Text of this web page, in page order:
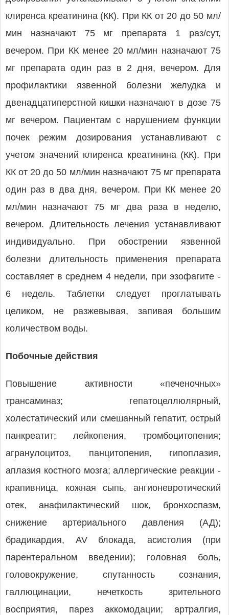
клиренса креатинина (КК). При КК от 20 до 50 мл/
мин назначают 75 мг препарата 1 раз/сут,
вечером. При КК менее 20 мл/мин назначают 75
мг препарата один раз в 2 дня, вечером. Для
профилактики язвенной болезни желудка и
двенадцатиперстной кишки назначают в дозе 75
мг вечером. Пациентам с нарушением функции
почек режим дозирования устанавливают с
учетом значений клиренса креатинина (КК). При
КК от 20 до 50 мл/мин назначают 75 мг препарата
один раз в два дня, вечером. При КК менее 20
мл/мин назначают 75 мг два раза в неделю,
вечером. Длительность лечения устанавливают
индивидуально. При обострении язвенной
болезни длительность применения препарата
составляет в среднем 4 недели, при эзофагите -
6 недель. Таблетки следует проглатывать
целиком, не разжевывая, запивая большим
количеством воды.
Побочные действия
Повышение активности «печеночных»
трансаминаз; гепатоцеллюлярный,
холестатический или смешанный гепатит, острый
панкреатит; лейкопения, тромбоцитопения;
агранулоцитоз, панцитопения, гипоплазия,
аплазия костного мозга; аллергические реакции -
крапивница, кожная сыпь, ангионевротический
отек, анафилактический шок, бронхоспазм,
снижение артериального давления (АД);
брадикардия, AV блокада, асистолия (при
парентеральном введении); головная боль,
головокружение, спутанность сознания,
галлюцинации, нечеткость зрительного
восприятия, парез аккомодации; артралгия,